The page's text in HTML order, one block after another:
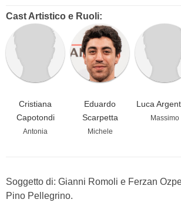
Cast Artistico e Ruoli:
Cristiana
Capotondi
Antonia
Eduardo
Scarpetta
Michele
Luca
Massimo
Soggetto di: Gianni Romoli e Ferzan
Pino Pellegrino.